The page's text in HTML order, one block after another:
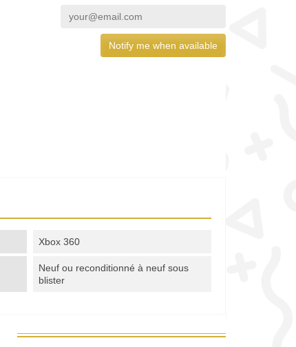
Notify me when available
Xbox 360
Neuf ou reconditionné à neuf sous
blister